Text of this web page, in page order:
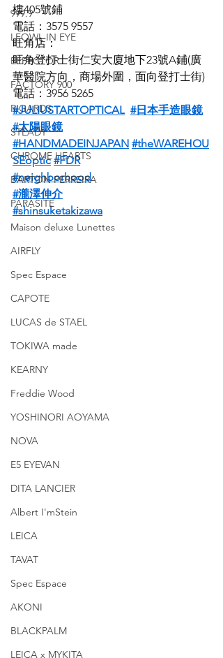
999.9
LEOWL IN EYE
EFFECTOR
FACTORY 900
RIGARDS
STEADY
CHROME HEARTS
BARTON PERREIRA
PARASITE
Maison deluxe Lunettes
AIRFLY
Spec Espace
CAPOTE
LUCAS de STAEL
TOKIWA made
KEARNY
Freddie Wood
YOSHINORI AOYAMA
NOVA
E5 EYEVAN
DITA LANCIER
Albert I'mStein
LEICA
TAVAT
Spec Espace
AKONI
BLACKPALM
LEICA x MYKITA
樓405號鋪
電話：3575 9557
旺角店：
旺角登打士街仁安大廈地下23號A鋪(廣
華醫院方向，商場外圍，面向登打士街)
電話：3956 5265
#JULIUSTARTOPTICAL #日本手造眼鏡
#太陽眼鏡
#HANDMADEINJAPAN #theWAREHOU
SEoptic #FDR
#neighborhood
#瀧澤伸介
#shinsuketakizawa